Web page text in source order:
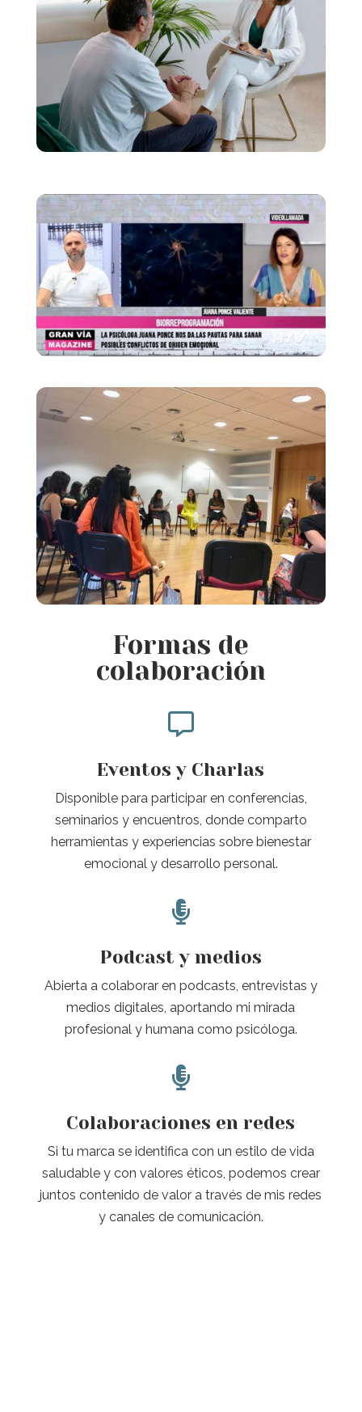
Formas de
colaboración

Eventos y Charlas
Disponible para participar en conferencias,
seminarios y encuentros, donde comparto
herramientas y experiencias sobre bienestar
emocional y desarrollo personal.

Podcast y medios
Abierta a colaborar en podcasts, entrevistas y
medios digitales, aportando mi mirada
profesional y humana como psicóloga.

Colaboraciones en redes
Si tu marca se identifica con un estilo de vida
saludable y con valores éticos, podemos crear
juntos contenido de valor a través de mis redes
y canales de comunicación.